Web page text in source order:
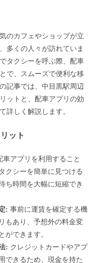
のカフェやショップが立
多くの人々が訪れていま
タクシーを呼ぶ際、配車
で、スムーズで便利な移
記事では、中目黒駅周辺
ットと、配車アプリの効
詳しく解説します。
ット
車アプリを利用すること
クシーを簡単に見つける
ち時間を大幅に短縮でき
: 事前に運賃を確定する機
もあり、予想外の料金変
ができます。
: クレジットカードやアプ
できるため、現金を持た